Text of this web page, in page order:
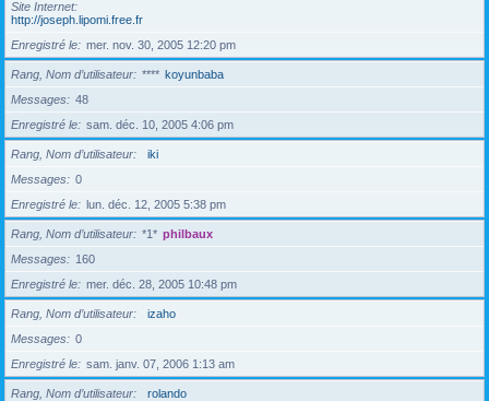
Site Internet
http://joseph.lipomi.free.fr
Enregistré le
mer. nov. 30, 2005 12:20 pm
Rang, Nom d’utilisateur **** koyunbaba
Messages
48
Enregistré le
sam. déc. 10, 2005 4:06 pm
Rang, Nom d’utilisateur
iki
Messages
0
Enregistré le
lun. déc. 12, 2005 5:38 pm
Rang, Nom d’utilisateur *1* philbaux
Messages
160
Enregistré le
mer. déc. 28, 2005 10:48 pm
Rang, Nom d’utilisateur
izaho
Messages
0
Enregistré le
sam. janv. 07, 2006 1:13 am
Rang, Nom d’utilisateur
rolando